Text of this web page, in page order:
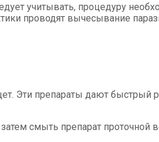
учитывать, процедуру
проводят вычесывание
Эти препараты дают быстрый
смыть препарат проточной